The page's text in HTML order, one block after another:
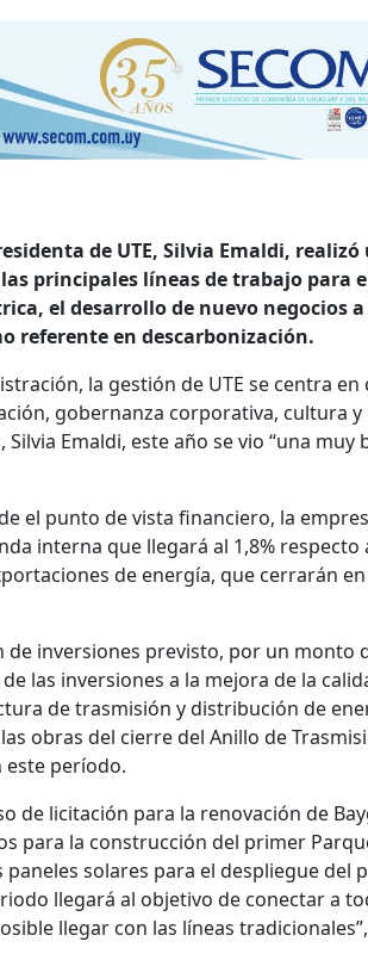
de UTE, Silvia Emaldi,
principales líneas de trabajo para
el desarrollo de nuevo negocios
referente en descarbonización.
la gestión de UTE se centra
gobernanza corporativa, cultura y
Emaldi, este año se vio “una muy
el punto de vista financiero, la
interna que llegará al 1,8% respecto
de energía, que cerrarán en
de inversiones previsto, por un monto
las inversiones a la mejora de la
de trasmisión y distribución de
obras del cierre del Anillo de
este período.
de licitación para la renovación de
para la construcción del primer
solares para el despliegue del
llegará al objetivo de conectar a
llegar con las líneas